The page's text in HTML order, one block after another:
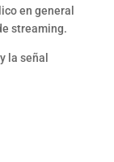
en general
streaming.
la señal